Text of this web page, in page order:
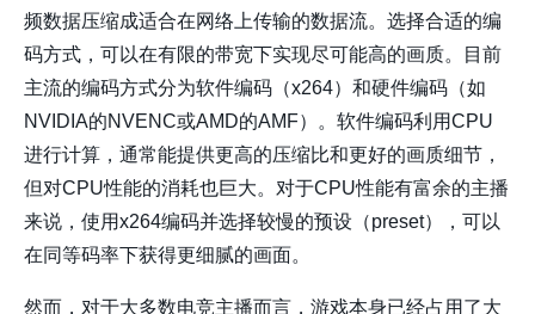
频数据压缩成适合在网络上传输的数据流。选择合适的编
码方式，可以在有限的带宽下实现尽可能高的画质。目前
主流的编码方式分为软件编码（x264）和硬件编码（如
NVIDIA的NVENC或AMD的AMF）。软件编码利用CPU
进行计算，通常能提供更高的压缩比和更好的画质细节，
但对CPU性能的消耗也巨大。对于CPU性能有富余的主播
来说，使用x264编码并选择较慢的预设（preset），可以
在同等码率下获得更细腻的画面。
然而，对于大多数电竞主播而言，游戏本身已经占用了大